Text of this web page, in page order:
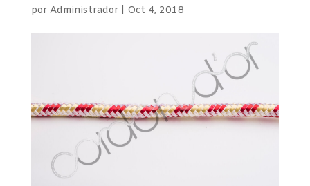
por Administrador| Oct 4, 2018